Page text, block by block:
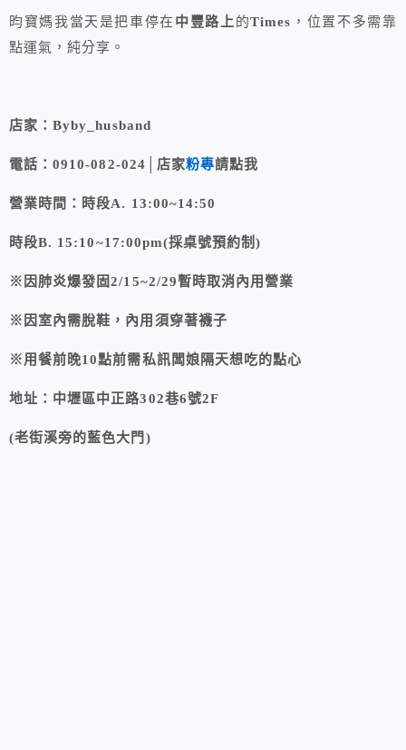
昀寶媽我當天是把車停在 中豐路上的Times ，位置不多需靠
點運氣，純分享。
店家：Byby_husband
電話：0910-082-024│店家粉專請點我
營業時間：時段A. 13:00~14:50
時段B. 15:10~17:00pm(採桌號預約制)
※因肺炎爆發固2/15~2/29暫時取消內用營業
※因室內需脫鞋，內用須穿著襪子
※用餐前晚10點前需私訊闆娘隔天想吃的點心
地址：中壢區中正路302巷6號2F
(老街溪旁的藍色大門)